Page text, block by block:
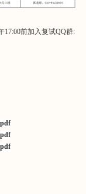
17:00前加入复试QQ群: